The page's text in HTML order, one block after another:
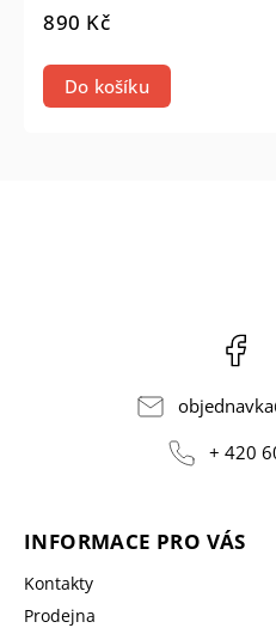
890 Kč
Do košíku
objednavka
+ 420
INFORMACE PRO VÁS
Kontakty
Prodejna